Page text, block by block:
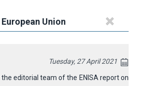
Union
Tuesday, 27 April 2021
editorial team of the ENISA report on